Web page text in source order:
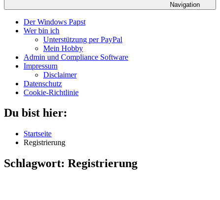
Navigation
Der Windows Papst
Wer bin ich
Unterstützung per PayPal
Mein Hobby
Admin und Compliance Software
Impressum
Disclaimer
Datenschutz
Cookie-Richtlinie
Du bist hier:
Startseite
Registrierung
Schlagwort: Registrierung